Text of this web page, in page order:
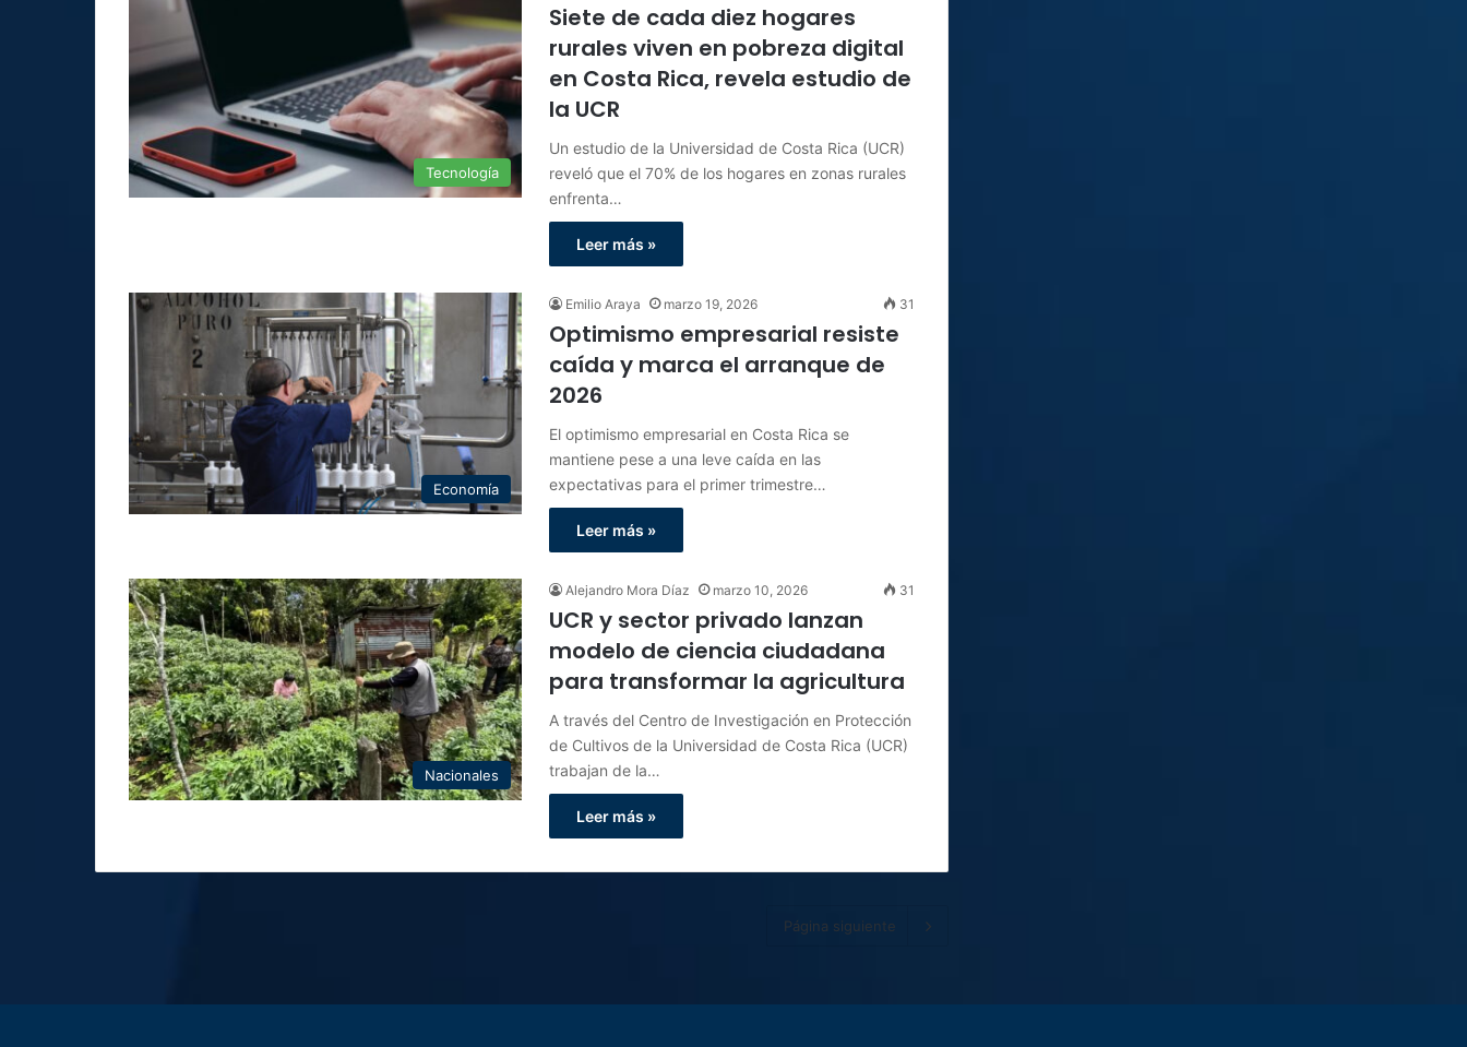
Tecnología
Siete de cada diez hogares
rurales viven en pobreza digital
en Costa Rica, revela estudio de
la UCR
Un estudio de la Universidad de Costa Rica (UCR)
reveló que el 70% de los hogares en zonas rurales
enfrenta…
Leer más »
Economía
Emilio Araya marzo 19, 2026 31
Optimismo empresarial resiste
caída y marca el arranque de
2026
El optimismo empresarial en Costa Rica se
mantiene pese a una leve caída en las
expectativas para el primer trimestre…
Leer más »
Nacionales
Alejandro Mora Díaz marzo 10, 2026 31
UCR y sector privado lanzan
modelo de ciencia ciudadana
para transformar la agricultura
A través del Centro de Investigación en Protección
de Cultivos de la Universidad de Costa Rica (UCR)
trabajan de la…
Leer más »
Página siguiente